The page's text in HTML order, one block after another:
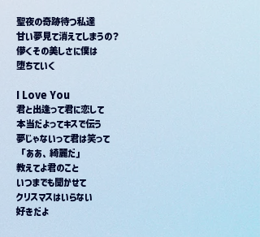
聖夜の奇跡待つ私達
甘い夢見て消えてしまうの？
儚くその美しさに僕は
堕ちていく
I Love You
君と出逢って君に恋して
本当だよってキスで伝う
夢じゃないって君は笑って
「ああ、綺麗だ」
教えてよ君のこと
いつまでも聞かせて
クリスマスはいらない
好きだよ